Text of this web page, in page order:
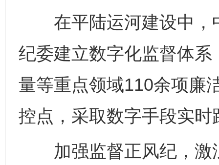
在平陆运河建设中，
纪委建立数字化监督体
量等重点领域110余项廉
控点，采取数字手段实
加强监督正风纪，激